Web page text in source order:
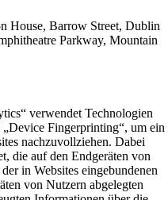
House, Barrow Street, Dublin
Parkway, Mountain
verwendet Technologien
Fingerprinting“, um ein
nachzuvollziehen. Dabei
die auf den Endgeräten von
in Websites eingebundenen
von Nutzern abgelegten